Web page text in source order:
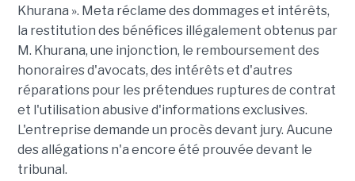
Khurana ». Meta réclame des dommages et intérêts,
la restitution des bénéfices illégalement obtenus par
M. Khurana, une injonction, le remboursement des
honoraires d'avocats, des intérêts et d'autres
réparations pour les prétendues ruptures de contrat
et l'utilisation abusive d'informations exclusives.
L'entreprise demande un procès devant jury. Aucune
des allégations n'a encore été prouvée devant le
tribunal.